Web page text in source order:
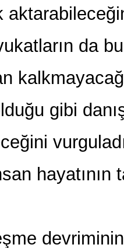
da
gibi
hayatının
devriminin